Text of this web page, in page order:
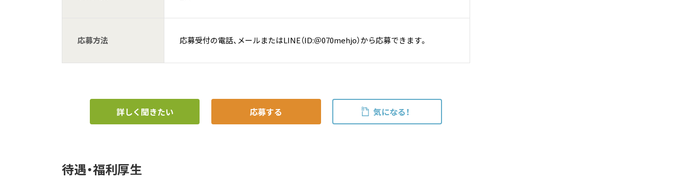
応募方法 応募受付の電話、メールまたはLINE（ID:＠070mehjo）から応募できます。
詳しく聞きたい 応募する 気になる！
待遇・福利厚生